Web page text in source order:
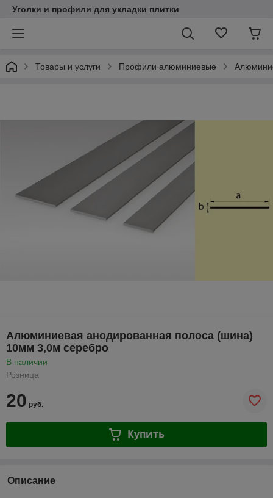
Уголки и профили для укладки плитки
Товары и услуги Профили алюминиевые
Алюминиевая анодированная полоса (шина)
10мм 3,0м серебро
В наличии
Розница
20 руб.
Купить
Описание